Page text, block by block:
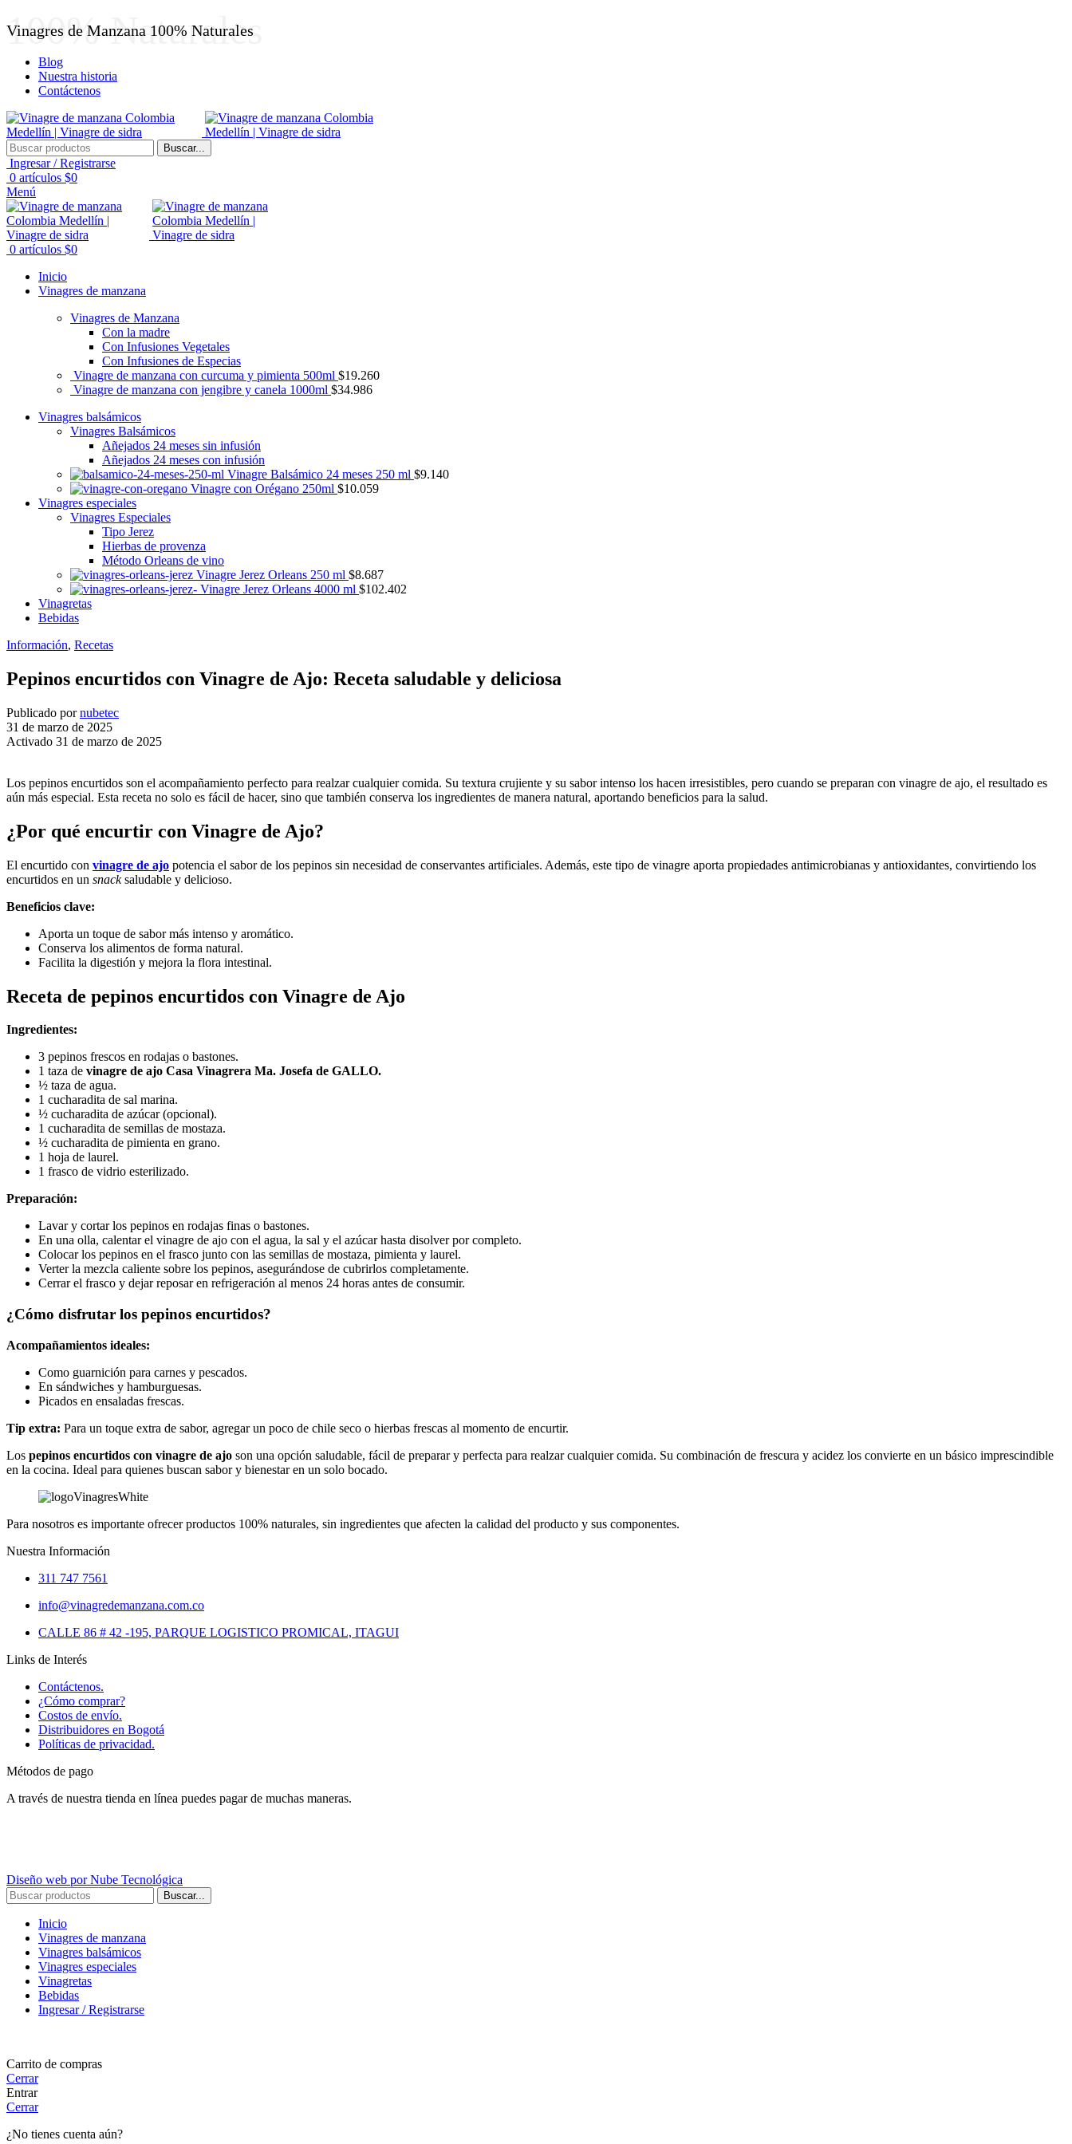
100% Naturales
Vinagres de Manzana 100% Naturales
Blog
Nuestra historia
Contáctenos
Buscar...
Ingresar / Registrarse
0 artículos $0
Menú
0 artículos $0
Inicio
Vinagres de manzana
Vinagres de Manzana
Con la madre
Con Infusiones Vegetales
Con Infusiones de Especias
Vinagre de manzana con curcuma y pimienta 500ml $19.260
Vinagre de manzana con jengibre y canela 1000ml $34.986
Vinagres balsámicos
Vinagres Balsámicos
Añejados 24 meses sin infusión
Añejados 24 meses con infusión
Vinagre Balsámico 24 meses 250 ml $9.140
Vinagre con Orégano 250ml $10.059
Vinagres especiales
Vinagres Especiales
Tipo Jerez
Hierbas de provenza
Método Orleans de vino
Vinagre Jerez Orleans 250 ml $8.687
Vinagre Jerez Orleans 4000 ml $102.402
Vinagretas
Bebidas
Información, Recetas
Pepinos encurtidos con Vinagre de Ajo: Receta saludable y deliciosa
Publicado por nubetec
31 de marzo de 2025
Activado 31 de marzo de 2025
Los pepinos encurtidos son el acompañamiento perfecto para realzar cualquier comida. Su textura crujiente y su sabor intenso los hacen irresistibles, pero cuando se preparan con vinagre de ajo, el resultado es
aún más especial. Esta receta no solo es fácil de hacer, sino que también conserva los ingredientes de manera natural, aportando beneficios para la salud.
¿Por qué encurtir con Vinagre de Ajo?
El encurtido con vinagre de ajo potencia el sabor de los pepinos sin necesidad de conservantes artificiales. Además, este tipo de vinagre aporta propiedades antimicrobianas y antioxidantes, convirtiendo los
encurtidos en un snacksaludable y delicioso.
Beneficios clave:
Aporta un toque de sabor más intenso y aromático.
Conserva los alimentos de forma natural.
Facilita la digestión y mejora la flora intestinal.
Receta de pepinos encurtidos con Vinagre de Ajo
Ingredientes:
3 pepinos frescos en rodajas o bastones.
1 taza de vinagre de ajo Casa Vinagrera Ma. Josefa de GALLO.
½ taza de agua.
1 cucharadita de sal marina.
½ cucharadita de azúcar (opcional).
1 cucharadita de semillas de mostaza.
½ cucharadita de pimienta en grano.
1 hoja de laurel.
1 frasco de vidrio esterilizado.
Preparación:
Lavar y cortar los pepinos en rodajas finas o bastones.
En una olla, calentar el vinagre de ajo con el agua, la sal y el azúcar hasta disolver por completo.
Colocar los pepinos en el frasco junto con las semillas de mostaza, pimienta y laurel.
Verter la mezcla caliente sobre los pepinos, asegurándose de cubrirlos completamente.
Cerrar el frasco y dejar reposar en refrigeración al menos 24 horas antes de consumir.
¿Cómo disfrutar los pepinos encurtidos?
Acompañamientos ideales:
Como guarnición para carnes y pescados.
En sándwiches y hamburguesas.
Picados en ensaladas frescas.
Tip extra: Para un toque extra de sabor, agregar un poco de chile seco o hierbas frescas al momento de encurtir.
Los pepinos encurtidos con vinagre de ajo son una opción saludable, fácil de preparar y perfecta para realzar cualquier comida. Su combinación de frescura y acidez los convierte en un básico imprescindible
en la cocina. Ideal para quienes buscan sabor y bienestar en un solo bocado.
Para nosotros es importante ofrecer productos 100% naturales, sin ingredientes que afecten la calidad del producto y sus componentes.
Nuestra Información
311 747 7561
info@vinagredemanzana.com.co
CALLE 86 # 42 -195, PARQUE LOGISTICO PROMICAL, ITAGUI
Links de Interés
Contáctenos.
¿Cómo comprar?
Costos de envío.
Distribuidores en Bogotá
Políticas de privacidad.
Métodos de pago
A través de nuestra tienda en línea puedes pagar de muchas maneras.
Diseño web por Nube Tecnológica
Buscar...
Inicio
Vinagres de manzana
Vinagres balsámicos
Vinagres especiales
Vinagretas
Bebidas
Ingresar / Registrarse
Carrito de compras
Cerrar
Entrar
Cerrar
¿No tienes cuenta aún?